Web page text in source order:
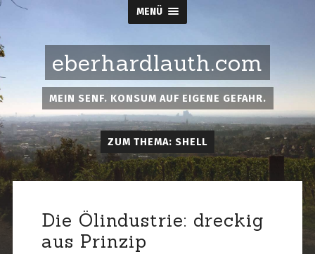
MENÜ
eberhardlauth.com
MEIN SENF. KONSUM AUF EIGENE GEFAHR.
ZUM THEMA: SHELL
Die Ölindustrie: dreckig
aus Prinzip